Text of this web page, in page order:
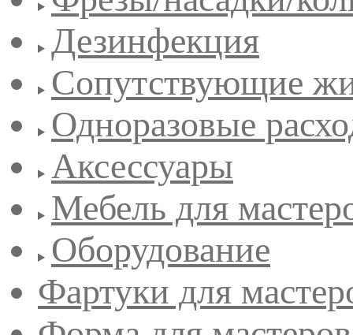
Дезинфекция
Сопутствующие
Одноразовые
Аксессуары
Мебель для
Оборудование
Фартуки для